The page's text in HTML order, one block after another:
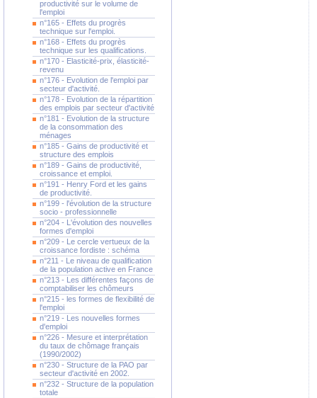
productivité sur le volume de
l'emploi
n°165 - Effets du progrès
technique sur l'emploi.
n°168 - Effets du progrès
technique sur les qualifications.
n°170 - Elasticité-prix, élasticité-
revenu
n°176 - Evolution de l'emploi par
secteur d'activité.
n°178 - Evolution de la répartition
des emplois par secteur d'activité
n°181 - Evolution de la structure
de la consommation des
ménages
n°185 - Gains de productivité et
structure des emplois
n°189 - Gains de productivité,
croissance et emploi.
n°191 - Henry Ford et les gains
de productivité.
n°199 - l'évolution de la structure
socio - professionnelle
n°204 - L'évolution des nouvelles
formes d'emploi
n°209 - Le cercle vertueux de la
croissance fordiste : schéma
n°211 - Le niveau de qualification
de la population active en France
n°213 - Les différentes façons de
comptabiliser les chômeurs
n°215 - les formes de flexibilité de
l'emploi
n°219 - Les nouvelles formes
d'emploi
n°226 - Mesure et interprétation
du taux de chômage français
(1990/2002)
n°230 - Structure de la PAO par
secteur d'activité en 2002.
n°232 - Structure de la population
totale